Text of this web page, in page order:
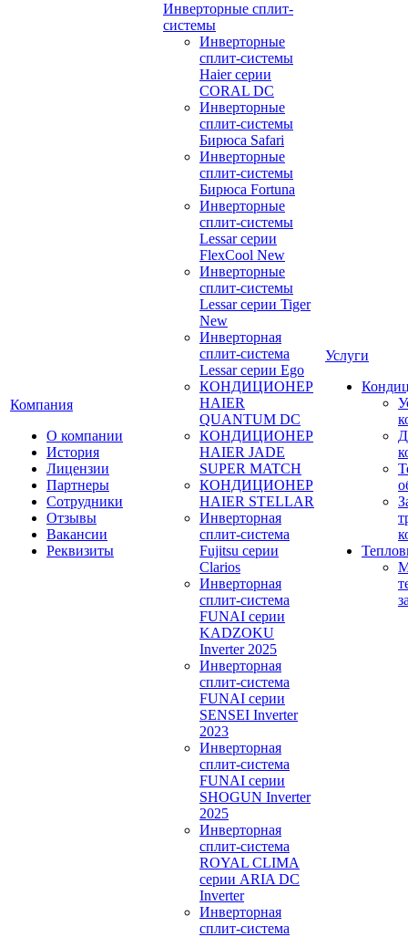
Компания
О компании
История
Лицензии
Партнеры
Сотрудники
Отзывы
Вакансии
Реквизиты
Инверторные сплит-
системы
Инверторные
сплит-системы
Haier серии
CORAL DC
Инверторные
сплит-системы
Бирюса Safari
Инверторные
сплит-системы
Бирюса Fortuna
Инверторные
сплит-системы
Lessar серии
FlexCool New
Инверторные
сплит-системы
Lessar серии Tiger
New
Инверторная
сплит-система
Lessar серии Ego
КОНДИЦИОНЕР
HAIER
QUANTUM DC
КОНДИЦИОНЕР
HAIER JADE
SUPER MATCH
КОНДИЦИОНЕР
HAIER STELLAR
Инверторная
сплит-система
Fujitsu серии
Clarios
Инверторная
сплит-система
FUNAI серии
KADZOKU
Inverter 2025
Инверторная
сплит-система
FUNAI серии
SENSEI Inverter
2023
Инверторная
сплит-система
FUNAI серии
SHOGUN Inverter
2025
Инверторная
сплит-система
ROYAL CLIMA
серии ARIA DC
Inverter
Инверторная
сплит-система
Услуги